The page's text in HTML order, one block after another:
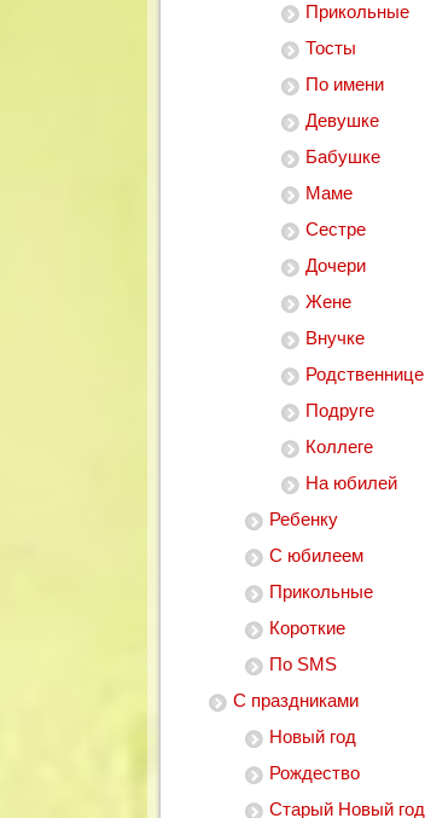
Прикольные
Тосты
По имени
Девушке
Бабушке
Маме
Сестре
Дочери
Жене
Внучке
Родственнице
Подруге
Коллеге
На юбилей
Ребенку
С юбилеем
Прикольные
Короткие
По SMS
С праздниками
Новый год
Рождество
Старый Новый год